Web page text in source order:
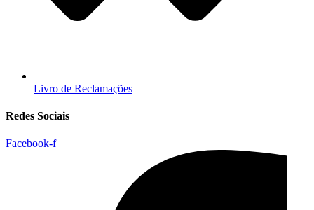
Livro de Reclamações
Redes Sociais
Facebook-f